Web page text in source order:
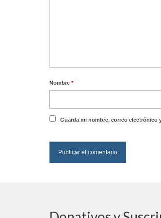
Nombre *
Guarda mi nombre, correo electrónico